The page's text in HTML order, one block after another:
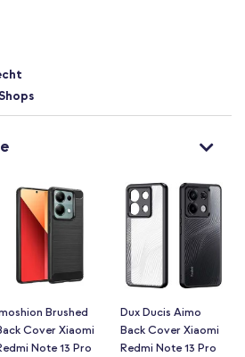
Brushed
Cover Xiaomi
Note 13 Pro
Dux Ducis Aimo
Back Cover Xiaomi
Redmi Note 13 Pro